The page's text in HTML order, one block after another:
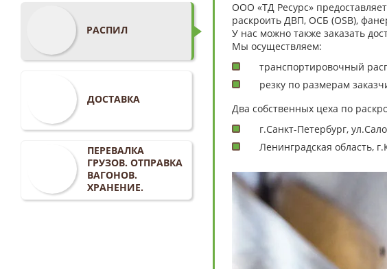
РАСПИЛ
ДОСТАВКА
ПЕРЕВАЛКА
ГРУЗОВ. ОТПРАВКА
ВАГОНОВ.
ХРАНЕНИЕ.
ООО «ТД Ресурс»
раскроить ДВП, ОСБ (OSB),
У нас можно также заказать
Мы осуществляем:
транспортировочный
резку по размерам
Два собственных цеха по
г.Санкт-Петербург,
Ленинградская область,